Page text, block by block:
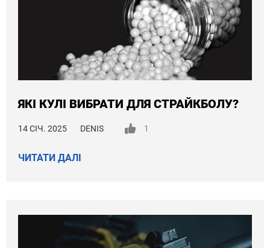
ЯКІ КУЛІ ВИБРАТИ ДЛЯ СТРАЙКБОЛУ?
14 СІЧ. 2025 DENIS 1
ЧИТАТИ ДАЛІ